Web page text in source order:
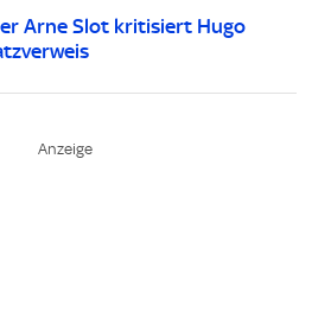
Arne Slot kritisiert Hugo